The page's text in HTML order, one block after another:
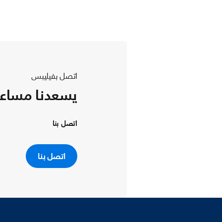
اتصل بفيليبس
يسعدنا
اتصل بنا
اتصل بنا